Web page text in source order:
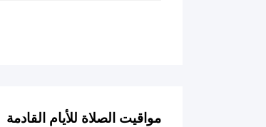
مواقيت الصلاة للأيام القادمة